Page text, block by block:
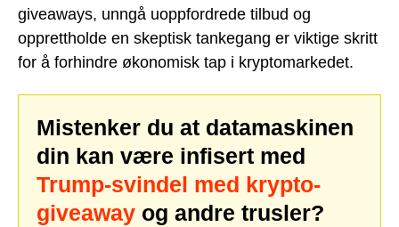
giveaways, unngå uoppfordrede tilbud og
opprettholde en skeptisk tankegang er viktige skritt
for å forhindre økonomisk tap i kryptomarkedet.
Mistenker du at datamaskinen
din kan være infisert med
Trump-svindel med krypto-
giveaway og andre trusler?